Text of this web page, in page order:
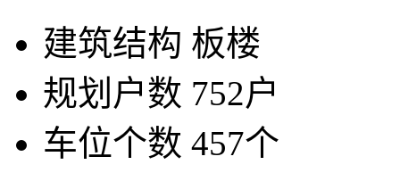
建筑结构 板楼
规划户数 752户
车位个数 457个